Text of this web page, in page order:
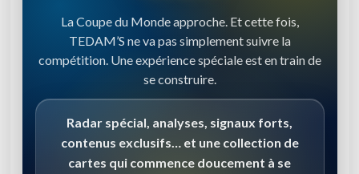
La Coupe du Monde approche. Et cette fois,
TEDAM’S ne va pas simplement suivre la
compétition. Une expérience spéciale est en train de
se construire.
Radar spécial, analyses, signaux forts,
contenus exclusifs… et une collection de
cartes qui commence doucement à se